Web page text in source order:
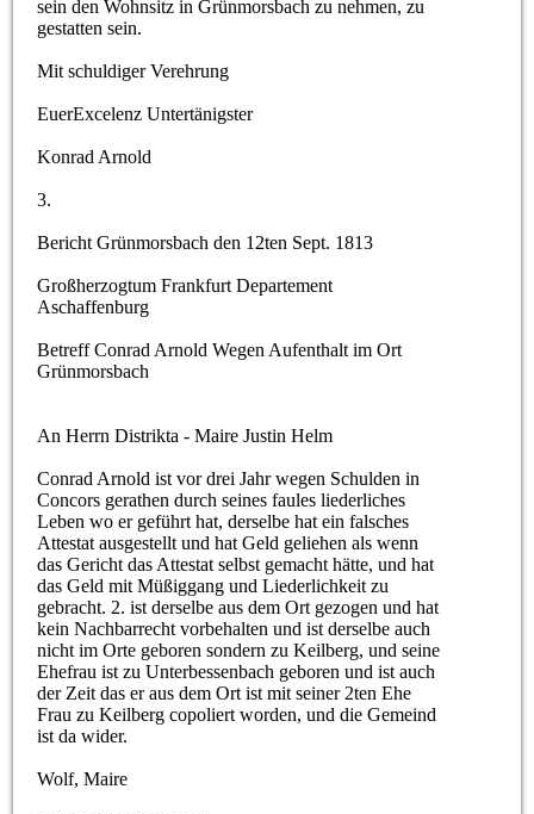
sein den Wohnsitz in Grünmorsbach zu nehmen, zu
gestatten sein.
Mit schuldiger Verehrung
EuerExcelenz Untertänigster
Konrad Arnold
3.
Bericht Grünmorsbach den 12ten Sept. 1813
Großherzogtum Frankfurt Departement
Aschaffenburg
Betreff Conrad Arnold Wegen Aufenthalt im Ort
Grünmorsbach
An Herrn Distrikta - Maire Justin Helm
Conrad Arnold ist vor drei Jahr wegen Schulden in
Concors gerathen durch seines faules liederliches
Leben wo er geführt hat, derselbe hat ein falsches
Attestat ausgestellt und hat Geld geliehen als wenn
das Gericht das Attestat selbst gemacht hätte, und hat
das Geld mit Müßiggang und Liederlichkeit zu
gebracht. 2. ist derselbe aus dem Ort gezogen und hat
kein Nachbarrecht vorbehalten und ist derselbe auch
nicht im Orte geboren sondern zu Keilberg, und seine
Ehefrau ist zu Unterbessenbach geboren und ist auch
der Zeit das er aus dem Ort ist mit seiner 2ten Ehe
Frau zu Keilberg copoliert worden, und die Gemeind
ist da wider.
Wolf, Maire